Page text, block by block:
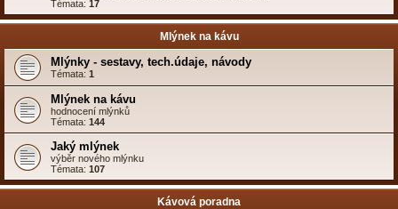
Témata: 17
Mlýnek na kávu
Mlýnky - sestavy, tech.údaje, návody
Témata: 1
Mlýnek na kávu
hodnocení mlýnků
Témata: 144
Jaký mlýnek
výběr nového mlýnku
Témata: 107
Kávová poradna